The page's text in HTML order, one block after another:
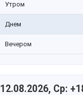
Утром
Днем
Вечером
12.08.2026, Ср: